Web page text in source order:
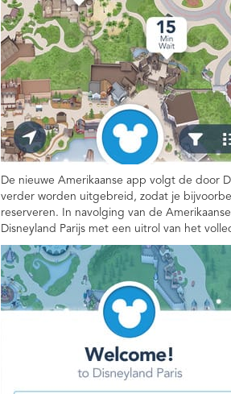
De nieuwe Amerikaanse app volgt de door
verder worden uitgebreid, zodat je
reserveren. In navolging van de
Disneyland Parijs met een uitrol van het